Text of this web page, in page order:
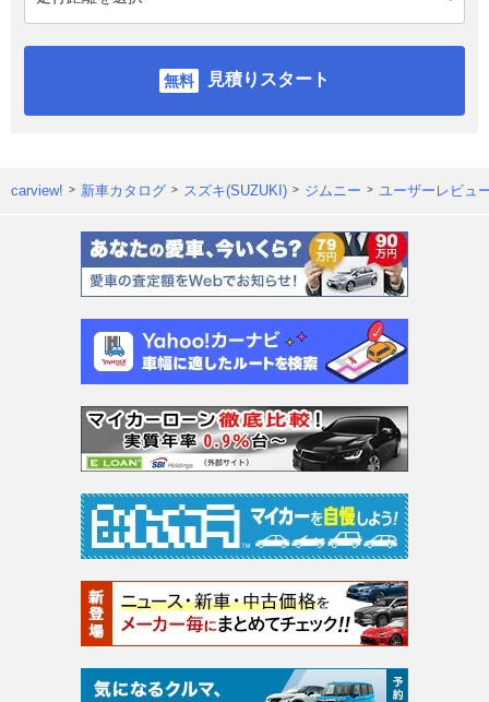
見積りスタート
carview! 新車カタログ スズキ(SUZUKI) ジムニー ユーザーレビュ